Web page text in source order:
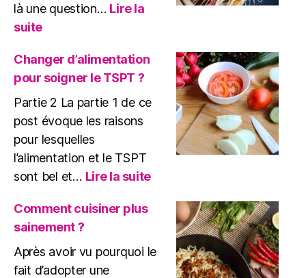
là une question… Lire la
suite:
et
TSPT
?
Changer d’alimentation
pour soigner le TSPT ?
Partie 2 La partie 1 de ce
post évoque les raisons
pour lesquelles
l’alimentation et le TSPT
sont bel et… Lire la suite:
d’alimentation
pour
soigner
le
TSPT
Comment cuisiner plus
sainement ?
Après avoir vu pourquoi le
fait d’adopter une